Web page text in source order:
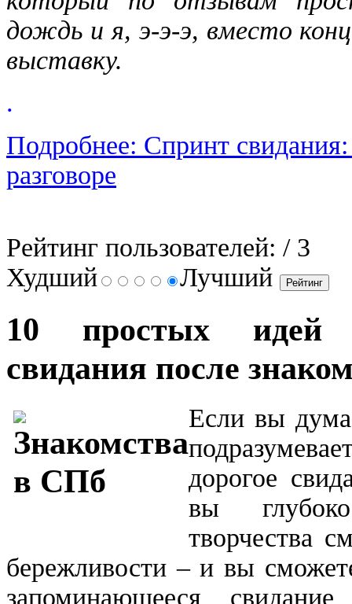
дождь и я, э-э-э, вместо
выставку.
.
Подробнее: Спринт
разговоре
Рейтинг пользователей: / 3
Худший
Лучший
10 простых идей
свидания после
Если вы
дорогое
вы
творчества
бережливости – и вы
запоминающееся